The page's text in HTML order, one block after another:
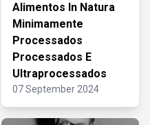
Alimentos In Natura
Minimamente
Processados
Processados E
Ultraprocessados
07 September 2024